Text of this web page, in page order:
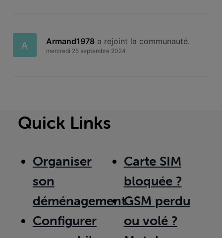
A Armand1978 a rejoint la communauté.
mercredi 25 septembre 2024
Quick Links
Organiser
son
déménagement
Configurer
Carte SIM
bloquée ?
GSM perdu
ou volé ?